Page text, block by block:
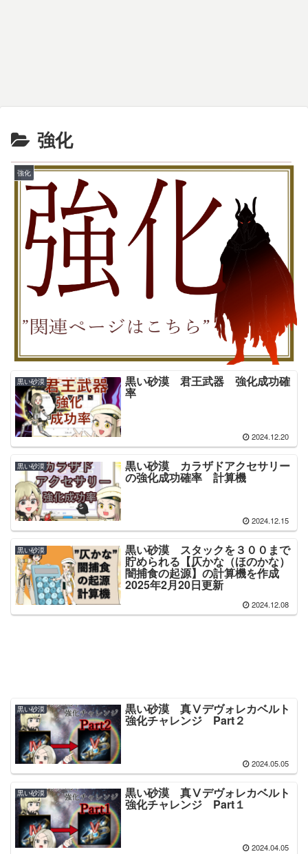
強化
強化
黒い砂漠 黒い砂漠 君王武器 強化成功確
率
2024.12.20
黒い砂漠 黒い砂漠 カラザドアクセサリー
の強化成功確率 計算機
2024.12.15
黒い砂漠 黒い砂漠 スタックを３００まで
貯められる【仄かな（ほのかな）
闇捕食の起源】の計算機を作成
2025年2月20日更新
2024.12.08
黒い砂漠 黒い砂漠 真Ⅴデヴォレカベルト
強化チャレンジ Part２
2024.05.05
黒い砂漠 黒い砂漠 真Ⅴデヴォレカベルト
強化チャレンジ Part１
2024.04.05